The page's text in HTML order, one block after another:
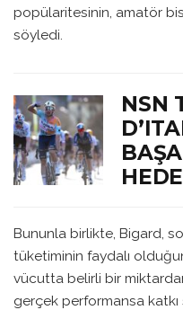
popülaritesinin, amatör
söyledi.
NSN
Bununla birlikte, Bigard,
tüketiminin faydalı
vücutta belirli bir
gerçek performansa katkı